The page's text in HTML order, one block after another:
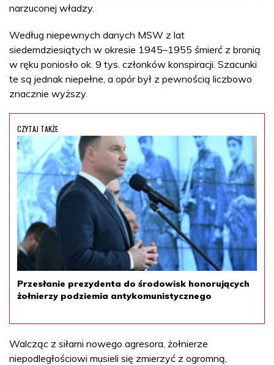
narzuconej władzy.
Według niepewnych danych MSW z lat
siedemdziesiątych w okresie 1945–1955 śmierć z bronią
w ręku poniosło ok. 9 tys. członków konspiracji. Szacunki
te są jednak niepełne, a opór był z pewnością liczbowo
znacznie wyższy.
CZYTAJ TAKŻE
Przesłanie prezydenta do środowisk honorujących
żołnierzy podziemia antykomunistycznego
Walcząc z siłami nowego agresora, żołnierze
niepodległościowi musieli się zmierzyć z ogromną,